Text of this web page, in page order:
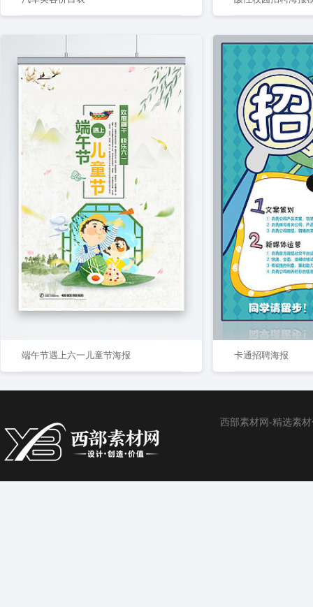
端午节遇上六一儿童节海报 卡通招聘海报
西部素材网-精选素